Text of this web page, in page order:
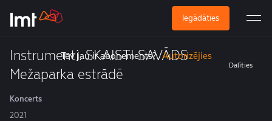
Iegādāties
Tev jau ir abonements? Autorizējies
Instrumenti. SKAISTI SAVĀDS
Mežaparka estrādē
Dalīties
Koncerts
2021